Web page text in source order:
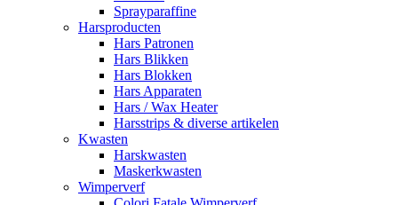
Sprayparaffine
Harsproducten
Hars Patronen
Hars Blikken
Hars Blokken
Hars Apparaten
Hars / Wax Heater
Harsstrips & diverse artikelen
Kwasten
Harskwasten
Maskerkwasten
Wimperverf